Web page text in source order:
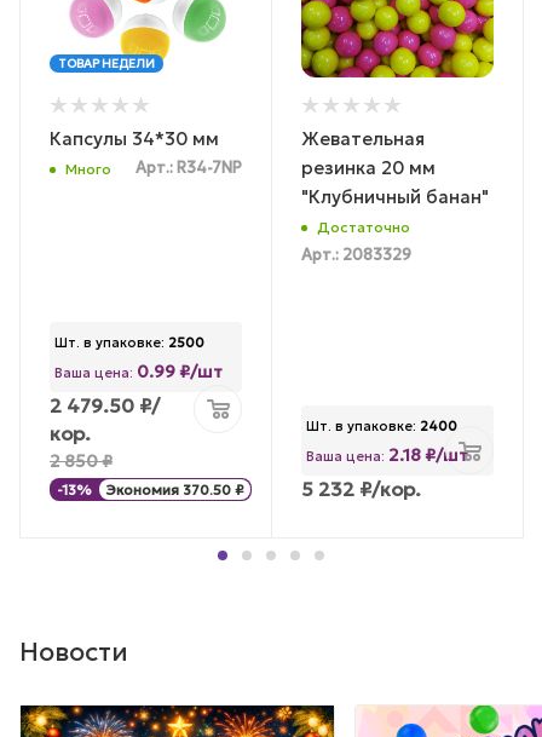
ТОВАР НЕДЕЛИ
Капсулы 34*30 мм
Много Арт.: R34-7NP
Шт. в упаковке: 2500
Ваша цена: 0.99 ₽/шт
2 479.50 ₽/
кор.
2 850₽
-13% Экономия 370.50 ₽
Жевательная
резинка 20 мм
"Клубничный банан"
Достаточно
Арт.: 2083329
Шт. в упаковке: 2400
Ваша цена: 2.18 ₽/шт
5 232 ₽/кор.
Новости